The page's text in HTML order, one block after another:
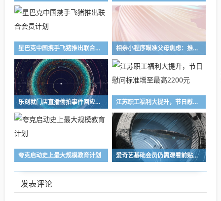
星巴克中国携手飞猪推出联合会员计划 相亲小程序瞄准父母焦虑：推出“女婿直聘”模式，会员费最高2999元
乐刻就门店直播偷拍事件回应，已启动全国门店排查，个别员工操作不规范引发事件 江苏职工福利大提升，节日慰问标准增至最高2200元
夸克启动史上最大规模教育计划 爱奇艺基础会员仍需观看前贴片广告
发表评论